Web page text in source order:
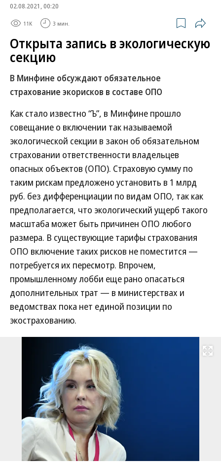
02.08.2021, 00:20
11K 3 мин.
Открыта запись в экологическую
секцию
В Минфине обсуждают обязательное
страхование экорисков в составе ОПО
Как стало известно “Ъ”, в Минфине прошло
совещание о включении так называемой
экологической секции в закон об обязательном
страховании ответственности владельцев
опасных объектов (ОПО). Страховую сумму по
таким рискам предложено установить в 1 млрд
руб. без дифференциации по видам ОПО, так как
предполагается, что экологический ущерб такого
масштаба может быть причинен ОПО любого
размера. В существующие тарифы страхования
ОПО включение таких рисков не поместится —
потребуется их пересмотр. Впрочем,
промышленному лобби еще рано опасаться
дополнительных трат — в министерствах и
ведомствах пока нет единой позиции по
экострахованию.
Развернуть